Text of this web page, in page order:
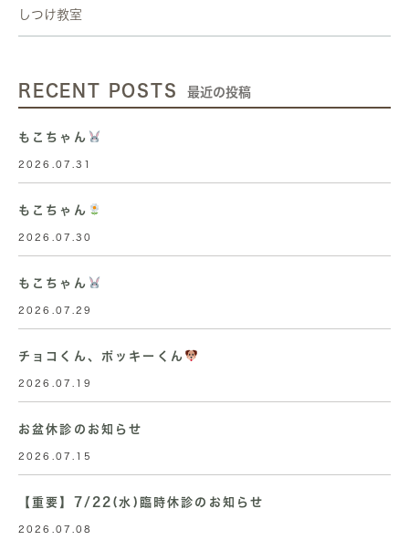
しつけ教室
RECENT POSTS 最近の投稿
もこちゃん
2026.07.31
もこちゃん
2026.07.30
もこちゃん
2026.07.29
チョコくん、ポッキーくん
2026.07.19
お盆休診のお知らせ
2026.07.15
【重要】7/22(水)臨時休診のお知らせ
2026.07.08